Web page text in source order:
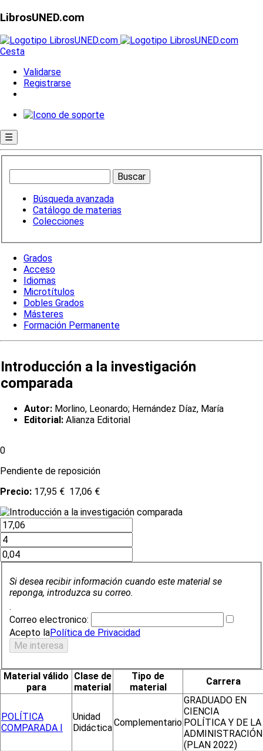
LibrosUNED.com
Cesta
Validarse
Registrarse
☰
Búsqueda avanzada
Catálogo de materias
Colecciones
Grados
Acceso
Idiomas
Microtítulos
Dobles Grados
Másteres
Formación Permanente
Introducción a la investigación
comparada
Autor: Morlino, Leonardo; Hernández Díaz, María
Editorial: Alianza Editorial
0
Pendiente de reposición
Precio: 17,95 € 17,06 €
Si desea recibir información cuando este material se
reponga, introduzca su correo.
.
Correo electronico:
Acepto laPolítica de Privacidad
Material válido
para
Clase de
material
Tipo de
material
Carrera
POLÍTICA
COMPARADA I
Unidad
DidácticaComplementario
GRADUADO EN
CIENCIA
POLÍTICA Y DE LA
ADMINISTRACIÓN
(PLAN 2022)